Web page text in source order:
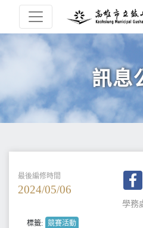
訊息
最後編修時間
2024/05/06
學務
標籤: 競賽活動